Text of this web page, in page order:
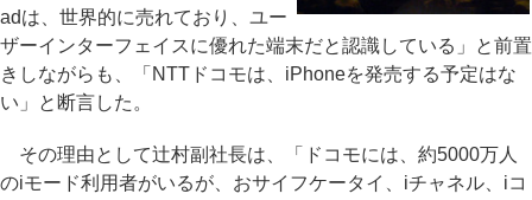
adは、世界的に売れており、ユー
ザーインターフェイスに優れた端末だと認識している」と前置
きしながらも、「NTTドコモは、iPhoneを発売する予定はな
い」と断言した。
その理由として辻村副社長は、「ドコモには、約5000万人
のiモード利用者がいるが、おサイフケータイ、iチャネル、iコ